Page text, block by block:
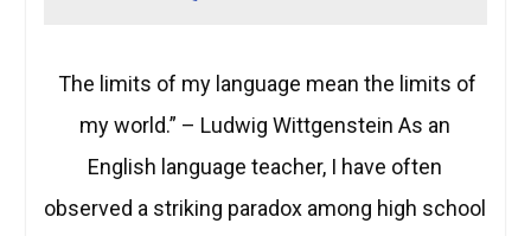
The limits of my language mean the limits of
my world.” – Ludwig Wittgenstein As an
English language teacher, I have often
observed a striking paradox among high school